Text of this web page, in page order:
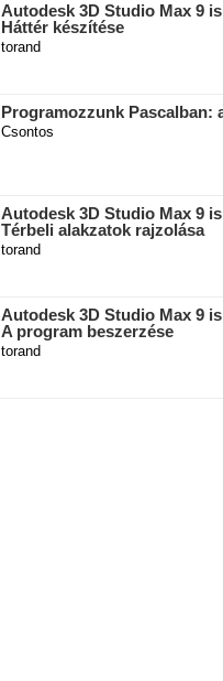
Autodesk 3D Studio Max 9
Háttér készítése
torand
Programozzunk Pascalban:
Csontos
Autodesk 3D Studio Max 9
Térbeli alakzatok rajzolása
torand
Autodesk 3D Studio Max 9
A program beszerzése
torand